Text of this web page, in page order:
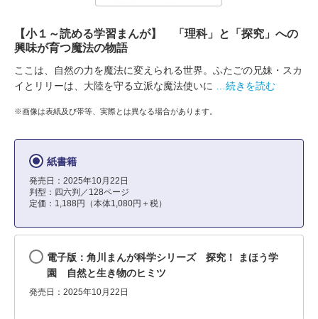
【小１～読める学習まんが】 「理科」と「探究」への
興味が育つ魔法の物語
ここは、自然の力を魔法に変えられる世界。ふたごの兄妹・スカ
イとリリーは、大陸を守る立派な魔法使いに
…続きを読む
※画像は表紙及び帯等、実際とは異なる場合があります。
紙書籍
発売日：2025年10月22日
判型：四六判／128ページ
定価：1,188円（本体1,080円＋税）
電子版：角川まんが科学シリーズ 探究！ まほう学
園 自然と生き物のヒミツ
発売日：2025年10月22日